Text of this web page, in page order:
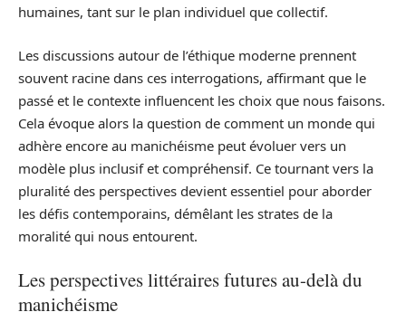
humaines, tant sur le plan individuel que collectif.
Les discussions autour de l’éthique moderne prennent
souvent racine dans ces interrogations, affirmant que le
passé et le contexte influencent les choix que nous faisons.
Cela évoque alors la question de comment un monde qui
adhère encore au manichéisme peut évoluer vers un
modèle plus inclusif et compréhensif. Ce tournant vers la
pluralité des perspectives devient essentiel pour aborder
les défis contemporains, démêlant les strates de la
moralité qui nous entourent.
Les perspectives littéraires futures au-delà du
manichéisme